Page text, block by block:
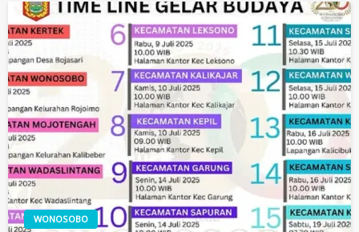
WONOSOBO